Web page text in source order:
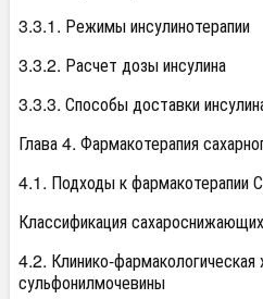
3.3.1. Режимы инсулинотерапии
3.3.2. Расчет дозы инсулина
3.3.3. Способы доставки
Глава 4. Фармакотерапия
4.1. Подходы к фармакотерапии
Классификация
4.2. Клинико-фармакологическая
сульфонилмочевины